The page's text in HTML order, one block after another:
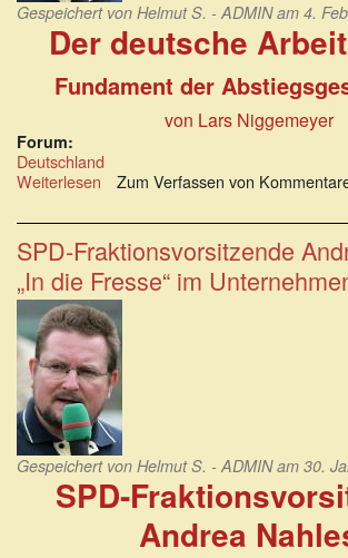
Gespeichert von Helmut S. - ADMINam 4.
Der deutsche
Fundament der
von Lars Niggemeyer
Forum:
Deutschland
Weiterlesen über
deutsche
Arbeitsmarkt:
Fundament
der
Abstiegsgesellschaft
Zum Verfassen von
SPD-Fraktionsvorsitzende
„In die Fresse“ im
Gespeichert von Helmut S. - ADMINam 30.
SPD-
Andrea